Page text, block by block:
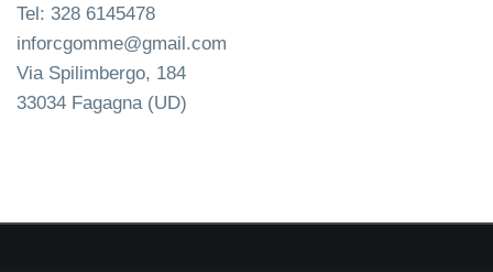
Tel: 328 6145478
inforcgomme@gmail.com
Via Spilimbergo, 184
33034 Fagagna (UD)